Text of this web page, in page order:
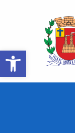
Barra de Ferramentas Aberta